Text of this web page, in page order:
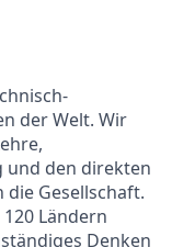
der Welt. Wir
und den direkten
Gesellschaft.
Ländern
Denken